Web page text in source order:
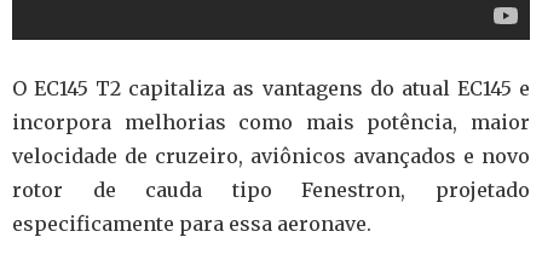
O EC145 T2 capitaliza as vantagens do atual EC145 e
incorpora melhorias como mais potência, maior
velocidade de cruzeiro, aviônicos avançados e novo
rotor de cauda tipo Fenestron, projetado
especificamente para essa aeronave.